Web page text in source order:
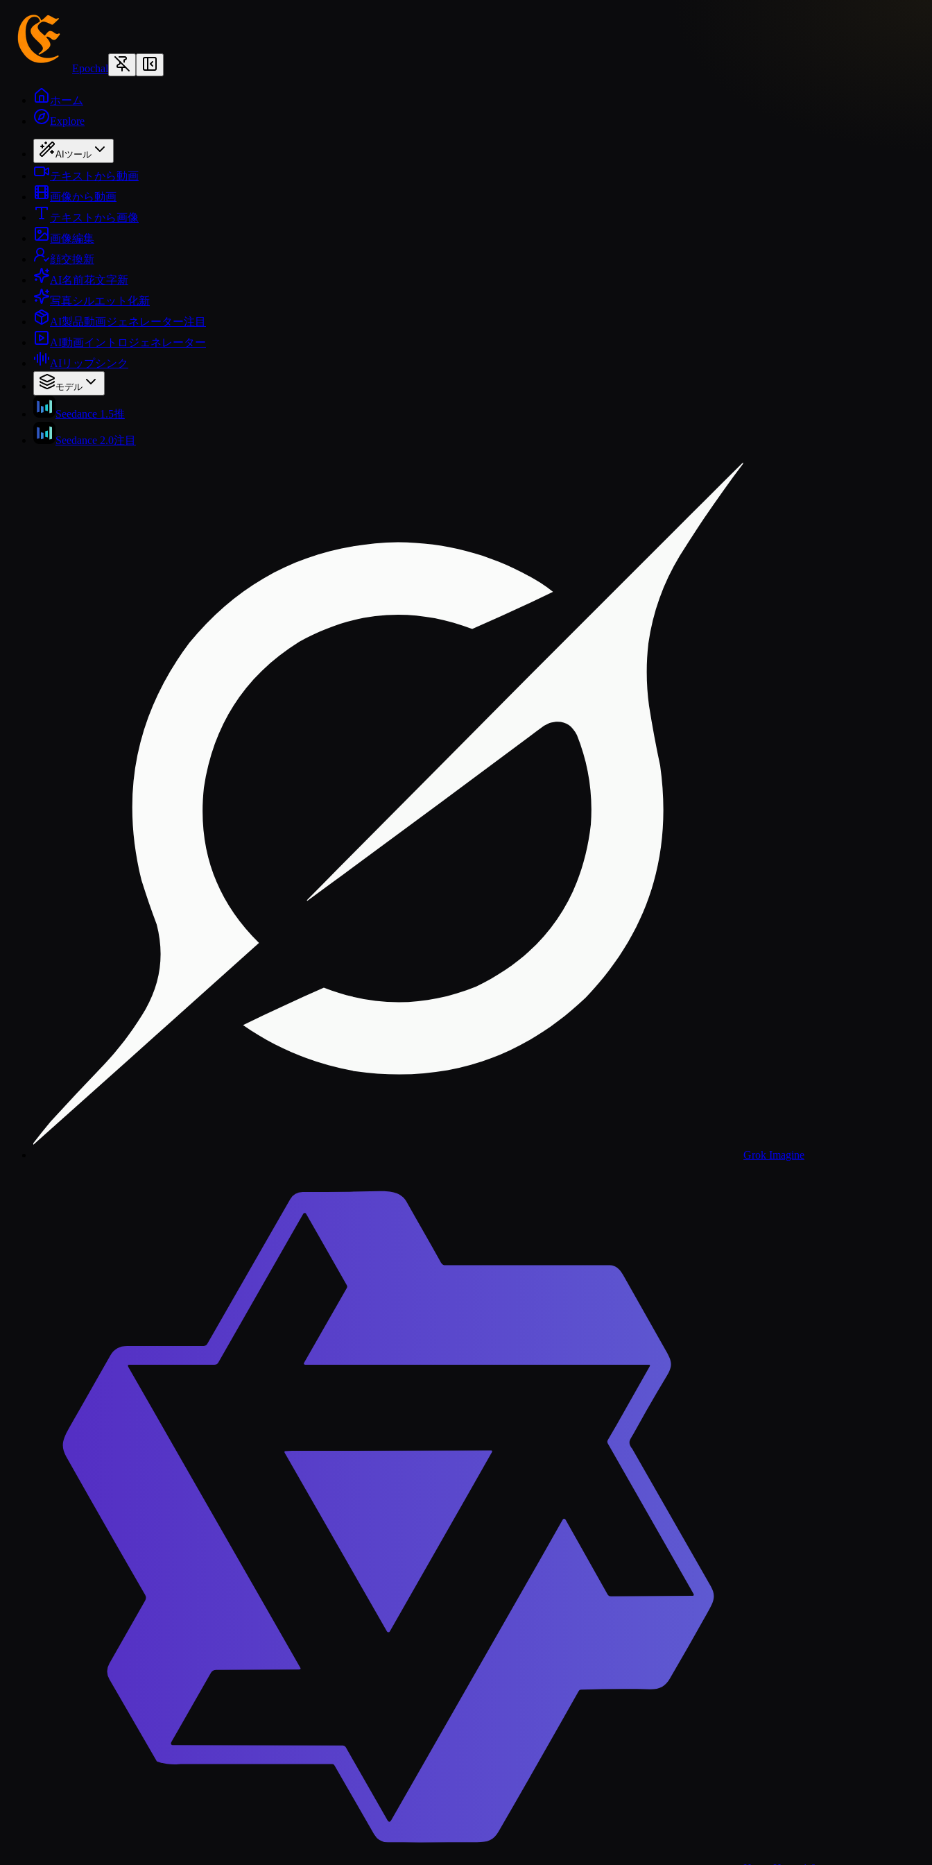
Epochal
ホーム
Explore
AIツール
テキストから動画
画像から動画
テキストから画像
画像編集
顔交換新
AI名前花文字新
写真シルエット化新
AI製品動画ジェネレーター注目
AI動画イントロジェネレーター
AIリップシンク
モデル
Seedance 1.5推
Seedance 2.0注目
Grok Imagine